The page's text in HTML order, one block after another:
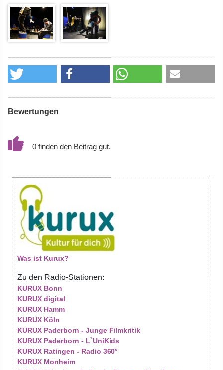
Bewertungen
0
Was ist Kurux?
Zu den Radio-Stationen:
KURUX Bonn
KURUX digital
KURUX Hamm
KURUX Köln
KURUX Paderborn - Junge Filmkritik
KURUX Paderborn - L`UniKids
KURUX Ratingen - Radio 360°
KURUX Monheim